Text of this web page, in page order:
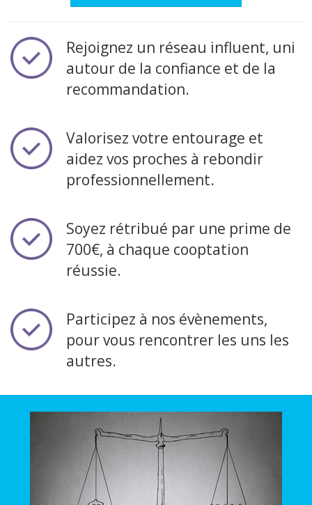
Rejoignez un réseau influent, uni
autour de la confiance et de la
recommandation.
Valorisez votre entourage et
aidez vos proches à rebondir
professionnellement.
Soyez rétribué par une prime de
700€, à chaque cooptation
réussie.
Participez à nos évènements,
pour vous rencontrer les uns les
autres.